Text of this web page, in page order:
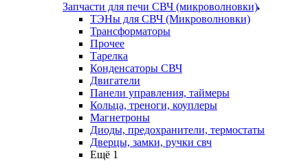
Запчасти для печи СВЧ (микроволновки)
ТЭНы для СВЧ (Микроволновки)
Трансформаторы
Прочее
Тарелка
Конденсаторы СВЧ
Двигатели
Панели управления, таймеры
Кольца, треноги, коуплеры
Магнетроны
Диоды, предохранители, термостаты
Дверцы, замки, ручки свч
Ещё 1